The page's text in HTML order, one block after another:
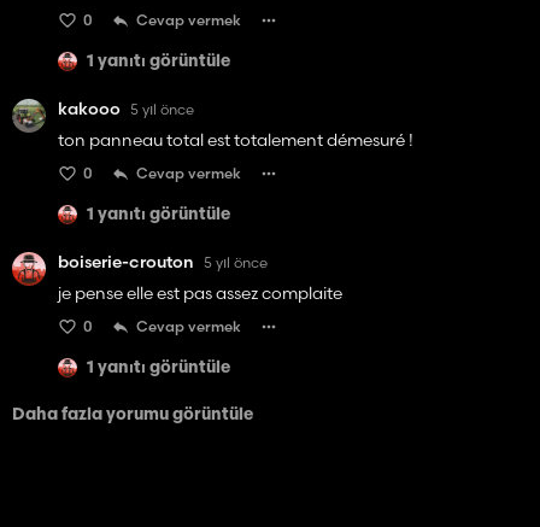
0 Cevap vermek
1 yanıtı görüntüle
kakooo 5 yıl önce
ton panneau total est totalement démesuré !
0 Cevap vermek
1 yanıtı görüntüle
boiserie-crouton 5 yıl önce
je pense elle est pas assez complaite
0 Cevap vermek
1 yanıtı görüntüle
Daha fazla yorumu görüntüle